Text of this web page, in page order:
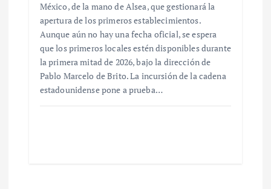
México, de la mano de Alsea, que gestionará la
apertura de los primeros establecimientos.
Aunque aún no hay una fecha oficial, se espera
que los primeros locales estén disponibles durante
la primera mitad de 2026, bajo la dirección de
Pablo Marcelo de Brito. La incursión de la cadena
estadounidense pone a prueba…